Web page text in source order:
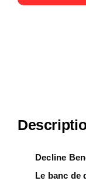
Decline
Le banc de